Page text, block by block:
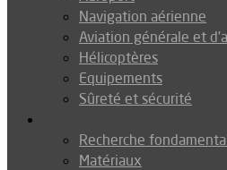
Navigation aérienne
Aviation générale et
Hélicoptères
Equipements
Sûreté et sécurité
Recherche
Matériaux